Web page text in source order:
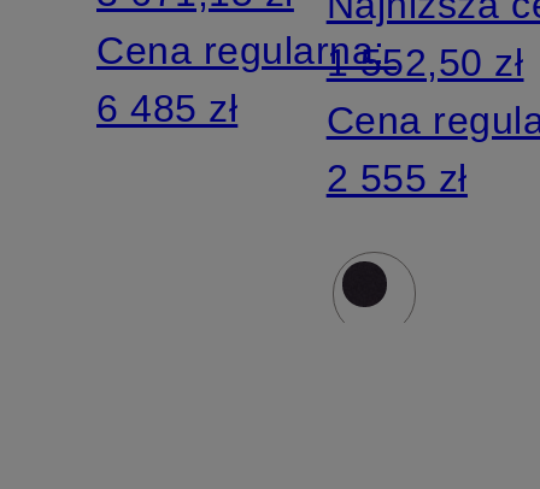
Cena regularna:
6 485 zł
1 552,50 zł
Cena
2 555 zł